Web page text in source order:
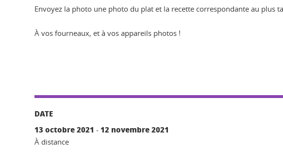
Envoyez la photo une photo du plat et la recette correspondante au plus
À vos fourneaux, et à vos appareils photos !
DATE
13 octobre 2021 - 12 novembre 2021
À distance